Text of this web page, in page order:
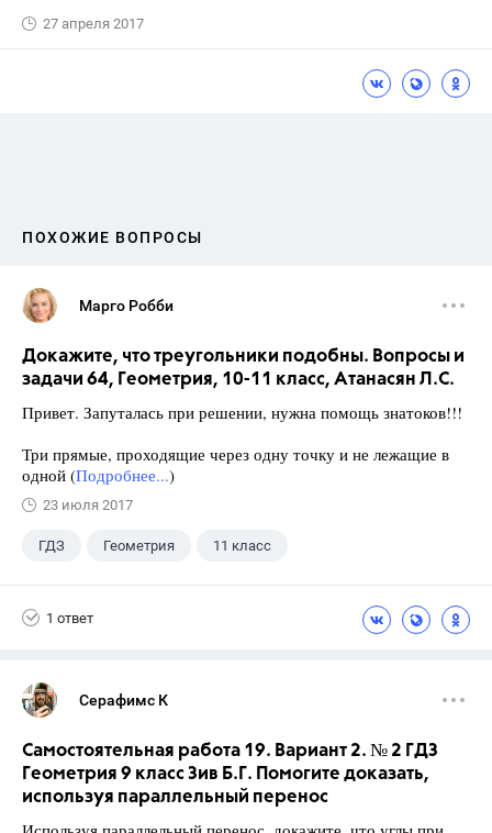
27 апреля 2017
ПОХОЖИЕ ВОПРОСЫ
Марго Робби
Докажите, что треугольники подобны. Вопросы и
задачи 64, Геометрия, 10-11 класс, Атанасян Л.С.
Привет. Запуталась при решении, нужна помощь знатоков!!!
Три прямые, проходящие через одну точку и не лежащие в
одной (Подробнее...)
23 июля 2017
ГДЗ Геометрия 11 класс
1 ответ
Серафимс К
Самостоятельная работа 19. Вариант 2. № 2 ГДЗ
Геометрия 9 класс Зив Б.Г. Помогите доказать,
используя параллельный перенос